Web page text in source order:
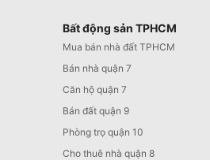
Bất động sản TPHCM
Mua bán nhà đất TPHCM
Bán nhà quận 7
Căn hộ quận 7
Bán đất quận 9
Phòng trọ quận 10
Cho thuê nhà quận 8